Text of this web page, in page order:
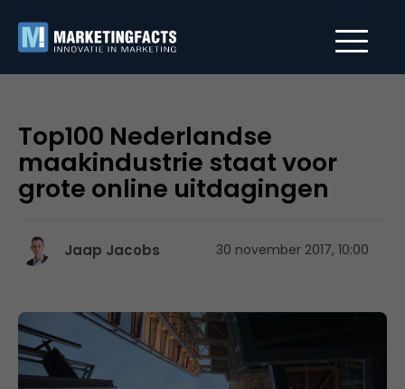
Top100 Nederlandse
maakindustrie staat voor
grote online uitdagingen
Jaap Jacobs 30 november 2017, 10:00